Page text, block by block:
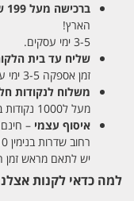
ברכישה מעל 199 ש"ח
הארץ!
3-5 ימי עסקים.
שליח עד בית
זמן אספקה 3-5 ימי עסקים.
משלוח לנקודות
מעל ל1000 נקודות ברחבי הארץ. זמן אספקה 5-8 ימי עסקים.
איסוף עצמי – חינם
רחוב שדרות בנימין 10 נתניה/ רחוב פנקס 12 נתניה – לבחירתכם
יש לתאם מראש זמן הגעה
למה כדאי לקנות